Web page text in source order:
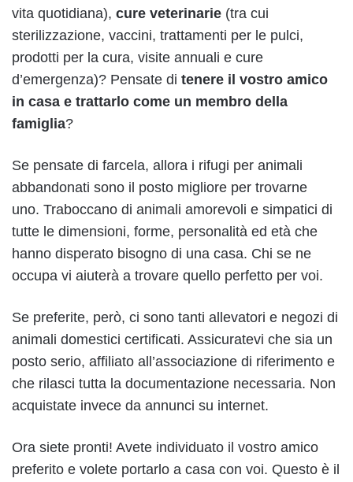
vita quotidiana), cure veterinarie (tra cui
sterilizzazione, vaccini, trattamenti per le pulci,
prodotti per la cura, visite annuali e cure
d’emergenza)? Pensate di tenere il vostro amico
in casa e trattarlo come un membro della
famiglia?
Se pensate di farcela, allora i rifugi per animali
abbandonati sono il posto migliore per trovarne
uno. Traboccano di animali amorevoli e simpatici di
tutte le dimensioni, forme, personalità ed età che
hanno disperato bisogno di una casa. Chi se ne
occupa vi aiuterà a trovare quello perfetto per voi.
Se preferite, però, ci sono tanti allevatori e negozi di
animali domestici certificati. Assicuratevi che sia un
posto serio, affiliato all’associazione di riferimento e
che rilasci tutta la documentazione necessaria. Non
acquistate invece da annunci su internet.
Ora siete pronti! Avete individuato il vostro amico
preferito e volete portarlo a casa con voi. Questo è il